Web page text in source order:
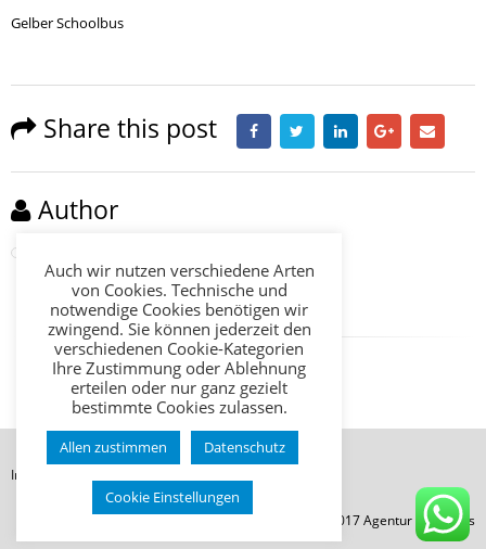
Gelber Schoolbus
Share this post
Author
David2016
Impressum
© Copyright 2017 Agentur Citievents
Auch wir nutzen verschiedene Arten
von Cookies. Technische und
notwendige Cookies benötigen wir
zwingend. Sie können jederzeit den
verschiedenen Cookie-Kategorien
Ihre Zustimmung oder Ablehnung
erteilen oder nur ganz gezielt
bestimmte Cookies zulassen.
Allen zustimmen Datenschutz
Cookie Einstellungen